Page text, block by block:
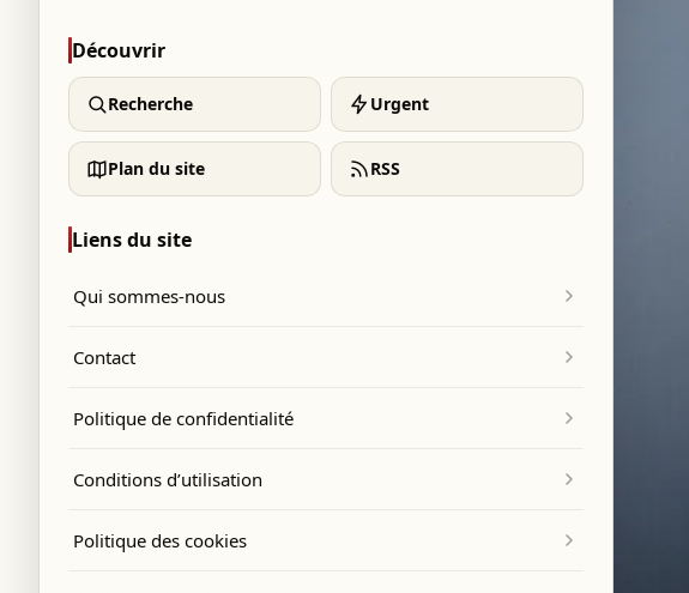
Découvrir
Recherche Urgent
Plan du site RSS
Liens du site
Qui sommes-nous
Contact
Politique de confidentialité
Conditions d’utilisation
Politique des cookies